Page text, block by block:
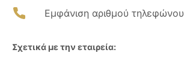
Εμφάνιση αριθμού τηλεφώνου
Σχετικά με την εταιρεία: